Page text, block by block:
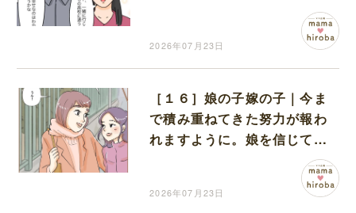
2026年07月23日
［１６］娘の子嫁の子｜今ま
で積み重ねてきた努力が報わ
れますように。娘を信じて受
2026年07月23日